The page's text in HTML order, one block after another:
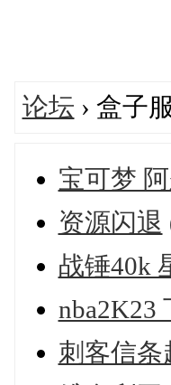
论坛 › 盒子
宝可梦
资源闪退
战锤40k
nba2K23
刺客信条